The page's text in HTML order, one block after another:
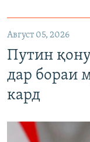
Август 05, 2026
Путин
дар бораи
кард